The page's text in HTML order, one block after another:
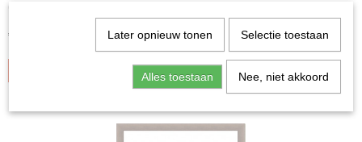
Change it Mat zilver aluminium 20x30 Aluminium wisselijst…
€ 18,75 Later opnieuw tonen Selectie toestaan
Alles toestaan Nee, niet akkoord